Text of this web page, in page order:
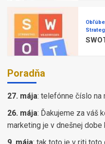
Poradňa
27. mája: telefónne číslo na
26. mája: Ďakujeme za váš
marketing je v dnešnej dobe